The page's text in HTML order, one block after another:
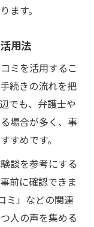
ます。
用法
ミを活用するこ
続きの流れを把
でも、弁護士や
場合が多く、事
すめです。
談を参考にする
前に確認できま
ミ」などの関連
人の声を集める